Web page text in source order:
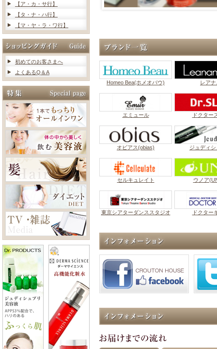
【ア・カ・サ行】
【タ・ナ・ハ行】
【マ・ヤ・ラ・ワ行】
初めてのお客さまへ
よくあるQ＆A
Homeo Bea(ホメオバウ) レアナ
エミュール ドクター
オビアス(obias) ジュディ
セルキュレイト ウノア
東京シアターダンススタジオ ドクター